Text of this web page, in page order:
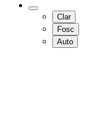
Clar
Fosc
Auto